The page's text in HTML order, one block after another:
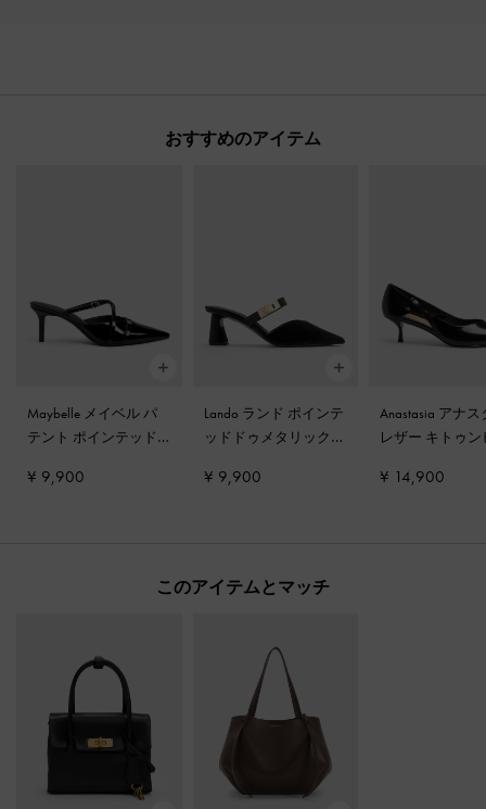
おすすめのアイテム
Maybelle メイベル パ
テント ポインテッド
ックパテント
¥ 9,900
Lando ランド ポインテ
ッドドゥメタリックバ
-ブラックテクスチャ
¥ 9,900
Anastasia アナ
レザー キトゥン
¥ 14,900
このアイテムとマッチ